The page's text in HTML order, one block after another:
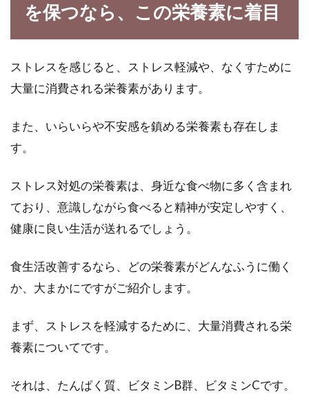
を保つなら、この栄養素に着目
ストレスを感じると、ストレス軽減や、なくすために
大量に消費される栄養素があります。
また、いらいらや不安感を鎮める栄養素も存在しま
す。
ストレス対処の栄養素は、身近な食べ物に多く含まれ
ており、意識しながら食べると精神が安定しやすく、
健康に良い生活が送れるでしょう。
食生活改善するなら、どの栄養素がどんなふうに働く
か、大まかにですがご紹介します。
まず、ストレスを軽減するために、大量消費される栄
養素についてです。
それは、たんぱく質、ビタミンB群、ビタミンCです。